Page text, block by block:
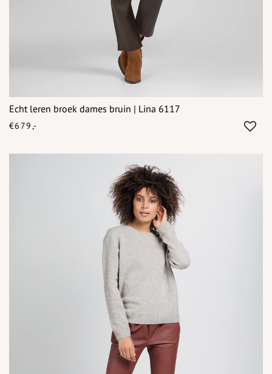
Echt leren broek dames bruin | Lina 6117
€679,-